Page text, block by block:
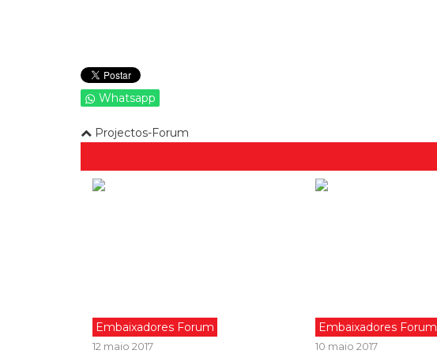
Whatsapp
Projectos-Forum
Embaixadores Forum
12 maio 2017
Embaixadores Forum
10 maio 2017